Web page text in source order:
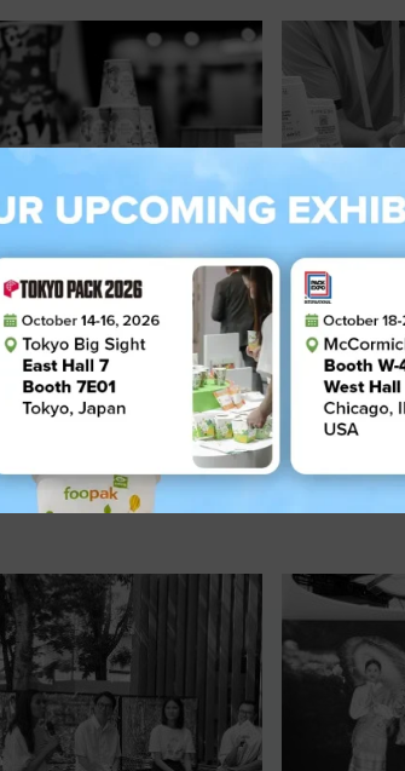
05 November 2024
Foopak dari APP Group
Tampilkan Inovasi
Berkelanjutan di China
International Import Expo
03
Foopak
EXPO 2024